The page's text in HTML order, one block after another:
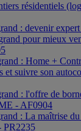
résidentiels
: devenir
pour mieux
: Home +
et suivre son
: l'offre de
- AF0904
: La maîtrise
PR2235